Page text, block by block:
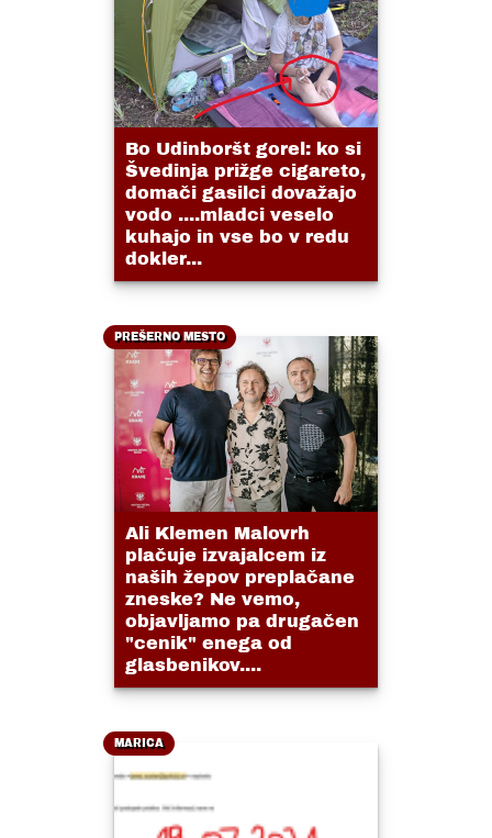
Bo Udinboršt gorel: ko si
Švedinja prižge cigareto,
domači gasilci dovažajo
vodo ....mladci veselo
kuhajo in vse bo v redu
dokler...
PREŠERNO MESTO
Ali Klemen Malovrh
plačuje izvajalcem iz
naših žepov preplačane
zneske? Ne vemo,
objavljamo pa drugačen
"cenik" enega od
glasbenikov....
MARICA